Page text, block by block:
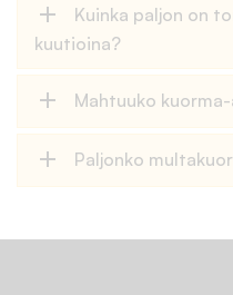
add
Kuinka paljon on
kuutioina?
add Mahtuuko
add Paljonko